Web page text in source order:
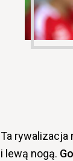
Ta rywalizacja
i lewą nogą.